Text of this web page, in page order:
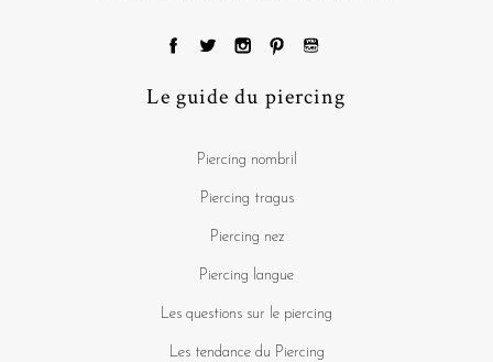
Le guide du piercing
Piercing nombril
Piercing tragus
Piercing nez
Piercing langue
Les questions sur le piercing
Les tendance du Piercing